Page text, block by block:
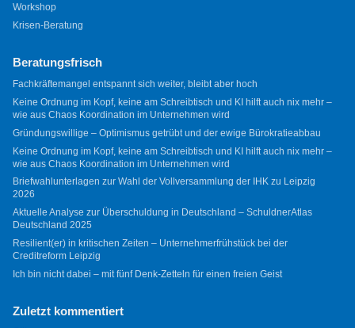
Workshop
Krisen-Beratung
Beratungsfrisch
Fachkräftemangel entspannt sich weiter, bleibt aber hoch
Keine Ordnung im Kopf, keine am Schreibtisch und KI hilft auch nix mehr –
wie aus Chaos Koordination im Unternehmen wird
Gründungswillige – Optimismus getrübt und der ewige Bürokratieabbau
Keine Ordnung im Kopf, keine am Schreibtisch und KI hilft auch nix mehr –
wie aus Chaos Koordination im Unternehmen wird
Briefwahlunterlagen zur Wahl der Vollversammlung der IHK zu Leipzig
2026
Aktuelle Analyse zur Überschuldung in Deutschland – SchuldnerAtlas
Deutschland 2025
Resilient(er) in kritischen Zeiten – Unternehmerfrühstück bei der
Creditreform Leipzig
Ich bin nicht dabei – mit fünf Denk-Zetteln für einen freien Geist
Zuletzt kommentiert